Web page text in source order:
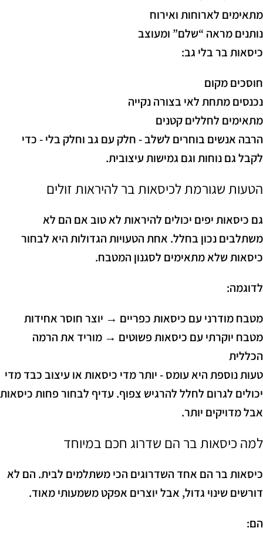
מתאימים לארוחות ואירוח
נותנים מראה “שלם” ומעוצב
כיסאות בר בלי גב:
חוסכים מקום
נכנסים מתחת לאי בצורה נקייה
מתאימים לחללים קטנים
הרבה אנשים בוחרים לשלב - חלק עם גב וחלק בלי - כדי
לקבל גם נוחות וגם גמישות עיצובית.
הטעות שגורמת לכיסאות בר להיראות זולים
גם כיסאות יפים יכולים להיראות לא טוב אם הם לא
משתלבים נכון בחלל. אחת הטעויות הגדולות היא לבחור
כיסאות שלא מתאימים לסגנון המטבח.
לדוגמה:
מטבח מודרני עם כיסאות כפריים → יוצר חוסר אחידות
מטבח יוקרתי עם כיסאות פשוטים → מוריד את הרמה
הכללית
טעות נוספת היא עומס - יותר מדי כיסאות או עיצוב כבד מדי
יכולים לגרום לחלל להרגיש צפוף. עדיף לבחור פחות כיסאות
אבל מדויקים יותר.
למה כיסאות בר הם שדרוג חכם במיוחד
כיסאות בר הם אחד השדרוגים הכי משתלמים לבית. הם לא
דורשים שינוי גדול, אבל יוצרים אפקט משמעותי מאוד.
הם: